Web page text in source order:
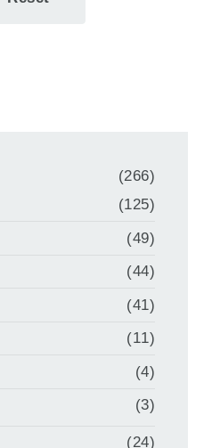
(266)
(125)
(49)
(44)
(41)
(11)
(4)
(3)
(24)